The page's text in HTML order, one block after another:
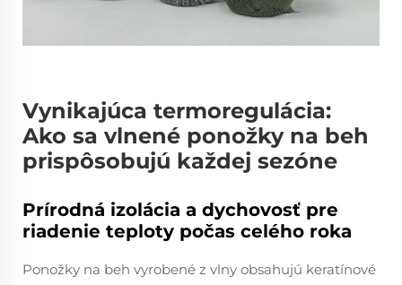
Vynikajúca termoregulácia:
Ako sa vlnené ponožky na beh
prispôsobujú každej sezóne
Prírodná izolácia a dychovosť pre
riadenie teploty počas celého roka
Ponožky na beh vyrobené z vlny obsahujú keratínové